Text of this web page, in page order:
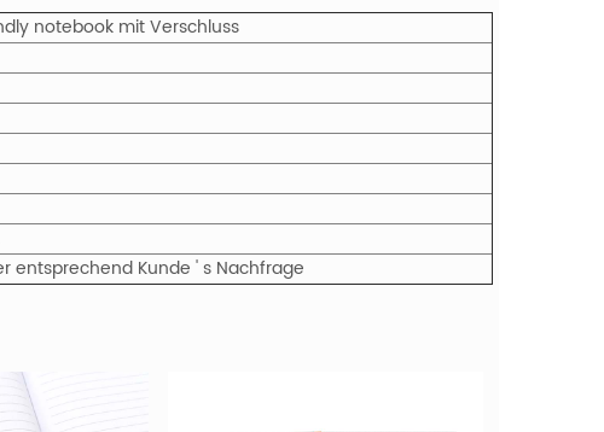
notebook mit Verschluss
entsprechend Kunde ' s Nachfrage